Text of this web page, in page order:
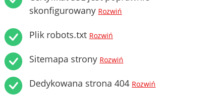
skonfigurowany Rozwiń
Plik robots.txt Rozwiń
Sitemapa strony Rozwiń
Dedykowana strona 404 Rozwiń